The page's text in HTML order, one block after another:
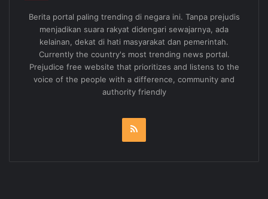
Berita portal paling trending di negara ini. Tanpa prejudis
menjadikan suara rakyat didengari sewajarnya, ada
kelainan, dekat di hati masyarakat dan pemerintah.
Currently the country's most trending news portal.
Prejudice free website that prioritizes and listens to the
voice of the people with a difference, community and
authority friendly